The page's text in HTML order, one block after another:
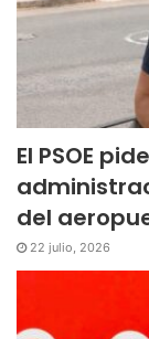
El PSOE
del
22 julio, 2026